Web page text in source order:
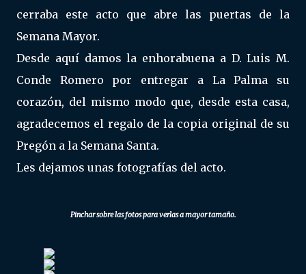
cerraba este acto que abre las puertas de la
Semana Mayor.
Desde aquí damos la enhorabuena a D. Luis M.
Conde Romero por entregar a La Palma su
corazón, del mismo modo que, desde esta casa,
agradecemos el regalo de la copia original de su
Pregón a la Semana Santa.
Les dejamos unas fotografías del acto.
Pinchar sobre las fotos para verlas a mayor tamaño.